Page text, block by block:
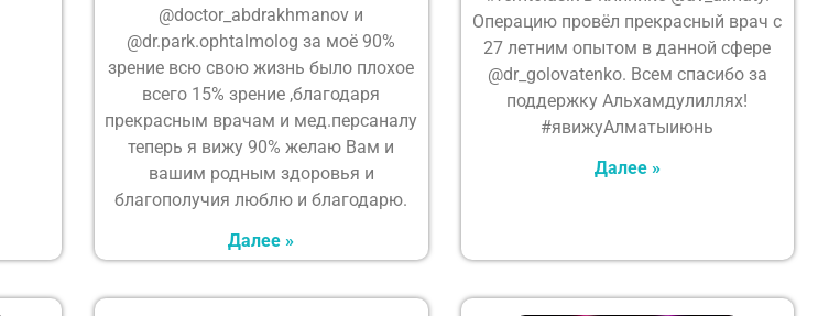
@doctor_abdrakhmanov и
@dr.park.ophtalmolog за моё 90%
зрение всю свою жизнь было плохое
всего 15% зрение ,благодаря
прекрасным врачам и мед.персаналу
теперь я вижу 90% желаю Вам и
вашим родным здоровья и
благополучия люблю и благодарю.
Далее »
Операцию провёл прекрасный врач с
27 летним опытом в данной сфере
@dr_golovatenko. Всем спасибо за
поддержку Альхамдулиллях!
#явижуАлматыиюнь
Далее »